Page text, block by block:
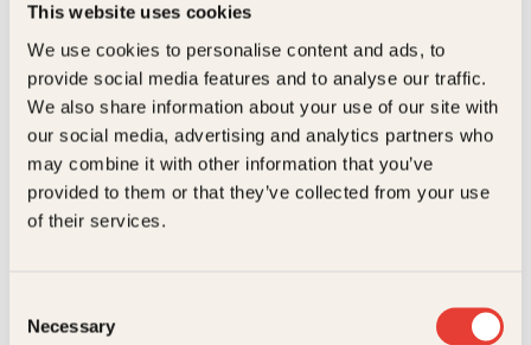
This website uses cookies
We use cookies to personalise content and ads, to
provide social media features and to analyse our traffic.
We also share information about your use of our site with
our social media, advertising and analytics partners who
may combine it with other information that you’ve
provided to them or that they’ve collected from your use
of their services.
Selection
Necessary
rovmord. Iselin bestemmer seg for å følge trådene
bakover, noe som viser seg å være et livsfarlig valg.
For å avsløre må hun tilbake til tungtvannsaksjonen
på Rjukan under andre verdenskrig. For å forstå må
hun avdekke familiens mørke hemmelighet. For å
overleve må hun vinne kappløpet med
Malteserordenen. Dette er forfatterens debut.
ISBN 9788248906094
Utgivelsesår 2006
Bokformat Pocket
Antall sider
Munthe, Halfdan Egedius,
Snorre SturlasonFinn
En bedrøvet laks